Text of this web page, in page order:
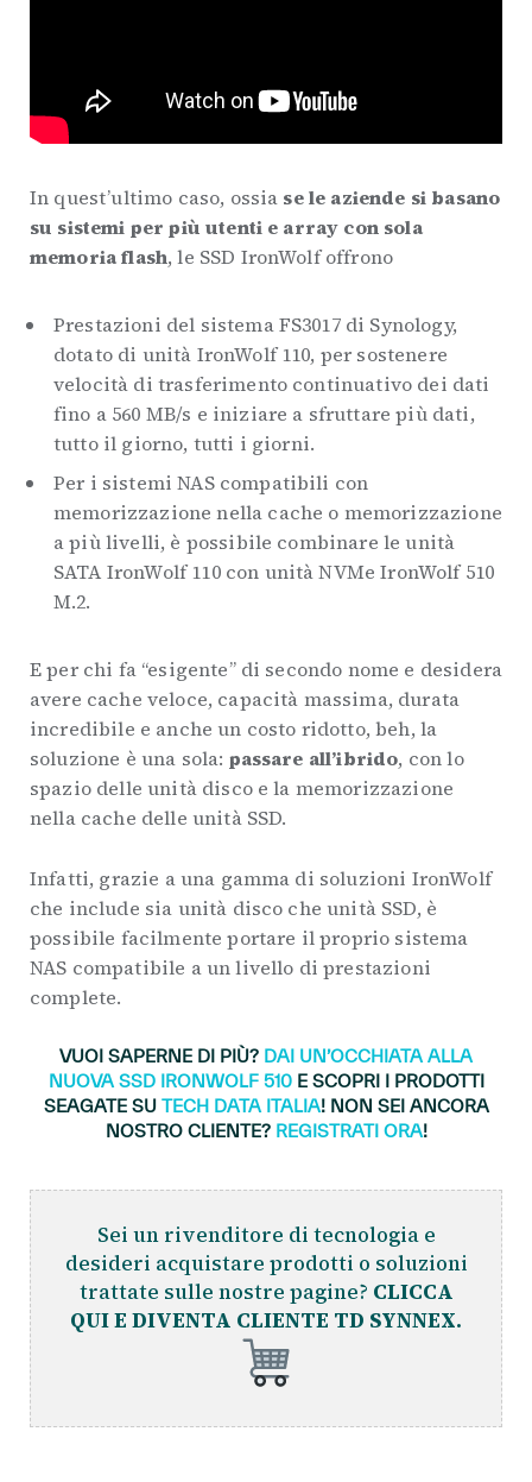
In quest’ultimo caso, ossia se le aziende si basano
su sistemi per più utenti e array con sola
memoria flash, le SSD IronWolf offrono
Prestazioni del sistema FS3017 di Synology,
dotato di unità IronWolf 110, per sostenere
velocità di trasferimento continuativo dei dati
fino a 560 MB/s e iniziare a sfruttare più dati,
tutto il giorno, tutti i giorni.
Per i sistemi NAS compatibili con
memorizzazione nella cache o memorizzazione
a più livelli, è possibile combinare le unità
SATA IronWolf 110 con unità NVMe IronWolf 510
M.2.
E per chi fa “esigente” di secondo nome e desidera
avere cache veloce, capacità massima, durata
incredibile e anche un costo ridotto, beh, la
soluzione è una sola: passare all’ibrido, con lo
spazio delle unità disco e la memorizzazione
nella cache delle unità SSD.
Infatti, grazie a una gamma di soluzioni IronWolf
che include sia unità disco che unità SSD, è
possibile facilmente portare il proprio sistema
NAS compatibile a un livello di prestazioni
complete.
VUOI SAPERNE DI PIÙ? DAI UN’OCCHIATA ALLA
NUOVA SSD IRONWOLF 510E SCOPRI I PRODOTTI
SEAGATE SU TECH DATA ITALIA! NON SEI ANCORA
NOSTRO CLIENTE? REGISTRATI ORA!
Sei un rivenditore di tecnologia e
desideri acquistare prodotti o soluzioni
trattate sulle nostre pagine? CLICCA
QUI E DIVENTA CLIENTE TD SYNNEX.